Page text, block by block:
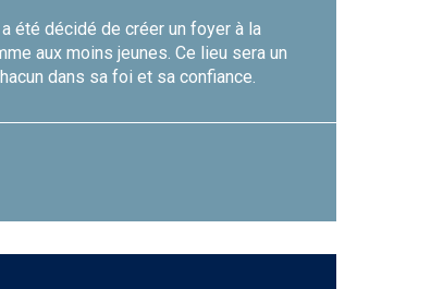
été décidé de créer un foyer à la
aux moins jeunes. Ce lieu sera un
dans sa foi et sa confiance.